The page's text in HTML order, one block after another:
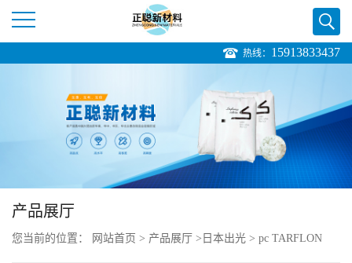
公
热线： 15913833437
产品展厅
您当前的位置： 网站首页 > 产品展厅 > 日本出光 > pc TARFLON